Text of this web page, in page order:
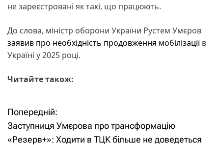
не зареєстровані як такі, що працюють.
До слова, міністр оборони України Рустем Умєров
заявив про необхідність продовження мобілізаціїв
Україні у 2025 році.
Читайте також:
Н
а
Попередній:
Заступниця Умєрова про трансформацію
«Резерв+»: Ходити в ТЦК більше не доведеться